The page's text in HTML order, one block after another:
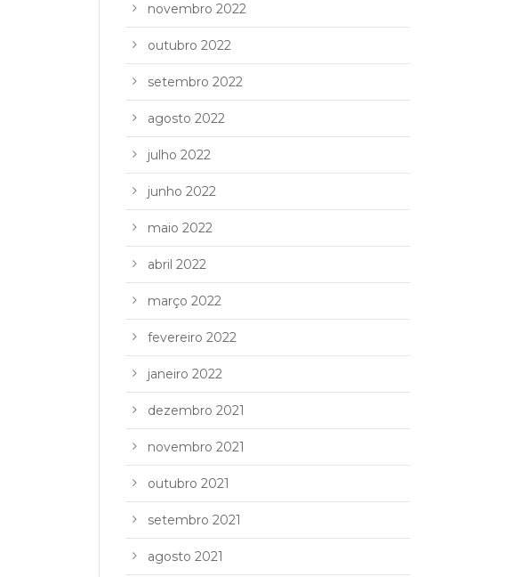
novembro 2022
outubro 2022
setembro 2022
agosto 2022
julho 2022
junho 2022
maio 2022
abril 2022
março 2022
fevereiro 2022
janeiro 2022
dezembro 2021
novembro 2021
outubro 2021
setembro 2021
agosto 2021